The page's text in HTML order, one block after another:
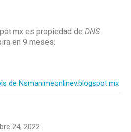
es propiedad de DNS
en 9 meses.
de Nsmanimeonlinev.blogspot.mx
24, 2022